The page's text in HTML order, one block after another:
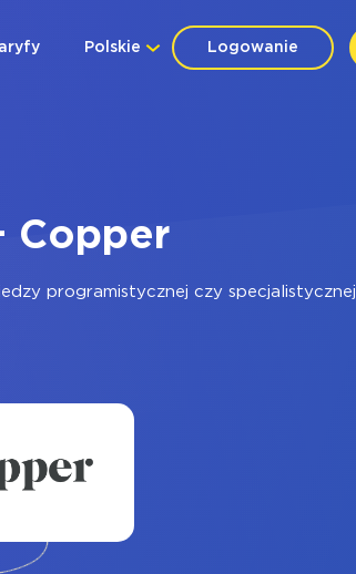
Logowanie
Polskie
Copper
programistycznej czy specjalistycznej.